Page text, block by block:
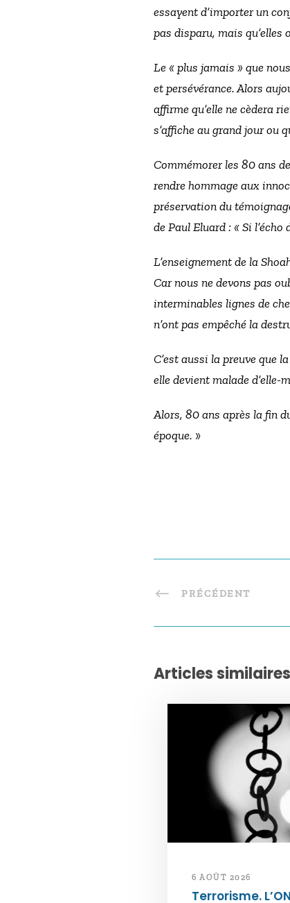
essayent d’importer un
pas disparu, mais
Le « plus jamais » que
et persévérance. Alors
affirme qu’elle ne cèdera
s’affiche au grand jour ou
Commémorer les 80 ans
rendre hommage aux
préservation du
de Paul Eluard : « Si
L’enseignement de la
Car nous ne devons pas
interminables lignes de
n’ont pas empêché la
C’est aussi la preuve que
elle devient malade d’elle-
Alors, 80 ans après la fin
époque. »
PRÉCÉDENT
Articles similaires
6 AOÛT 2026
Terrorisme.